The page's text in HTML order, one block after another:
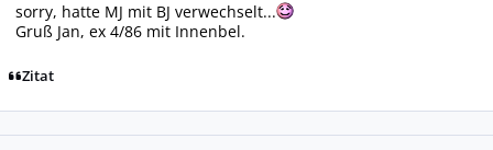
sorry, hatte MJ mit BJ verwechselt...
Gruß Jan, ex 4/86 mit Innenbel.
Zitat